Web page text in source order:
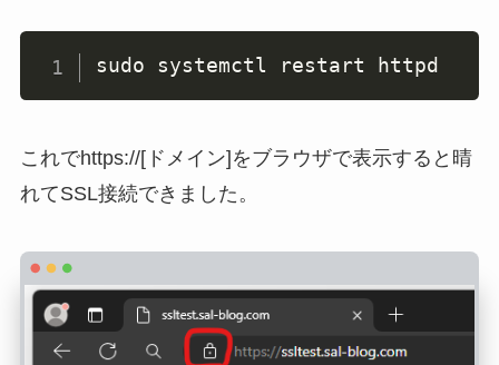
sudo systemctl restart httpd
これでhttps://[ドメイン]をブラウザで表示すると晴
れてSSL接続できました。